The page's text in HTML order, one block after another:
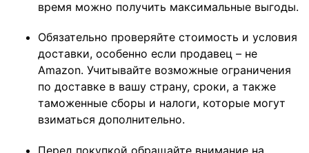
время можно получить максимальные выгоды.
Обязательно проверяйте стоимость и условия
доставки, особенно если продавец – не
Amazon. Учитывайте возможные ограничения
по доставке в вашу страну, сроки, а также
таможенные сборы и налоги, которые могут
взиматься дополнительно.